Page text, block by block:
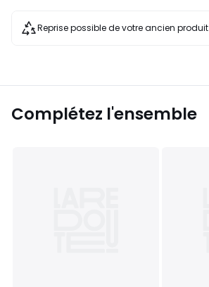
Reprise possible de votre ancien produit
Complétez l'ensemble